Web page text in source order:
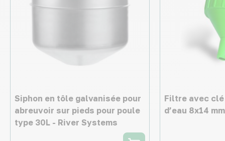
Siphon en tôle galvanisée pour
abreuvoir sur pieds pour poule
type 30L - River Systems
Filtre avec
d’eau 8x14